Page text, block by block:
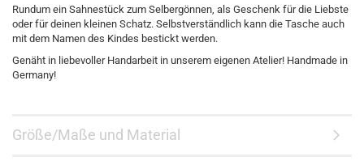
Rundum ein Sahnestück zum Selbergönnen, als Geschenk für die Liebste
oder für deinen kleinen Schatz. Selbstverständlich kann die Tasche auch
mit dem Namen des Kindes bestickt werden.
Genäht in liebevoller Handarbeit in unserem eigenen Atelier! Handmade in
Germany!
Größe/Maße und Material